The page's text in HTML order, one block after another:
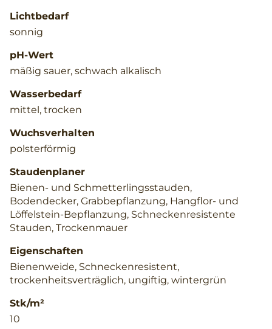
Lichtbedarf
sonnig
pH-Wert
mäßig sauer, schwach alkalisch
Wasserbedarf
mittel, trocken
Wuchsverhalten
polsterförmig
Staudenplaner
Bienen- und Schmetterlingsstauden,
Bodendecker, Grabbepflanzung, Hangflor- und
Löffelstein-Bepflanzung, Schneckenresistente
Stauden, Trockenmauer
Eigenschaften
Bienenweide, Schneckenresistent,
trockenheitsverträglich, ungiftig, wintergrün
Stk/m²
10